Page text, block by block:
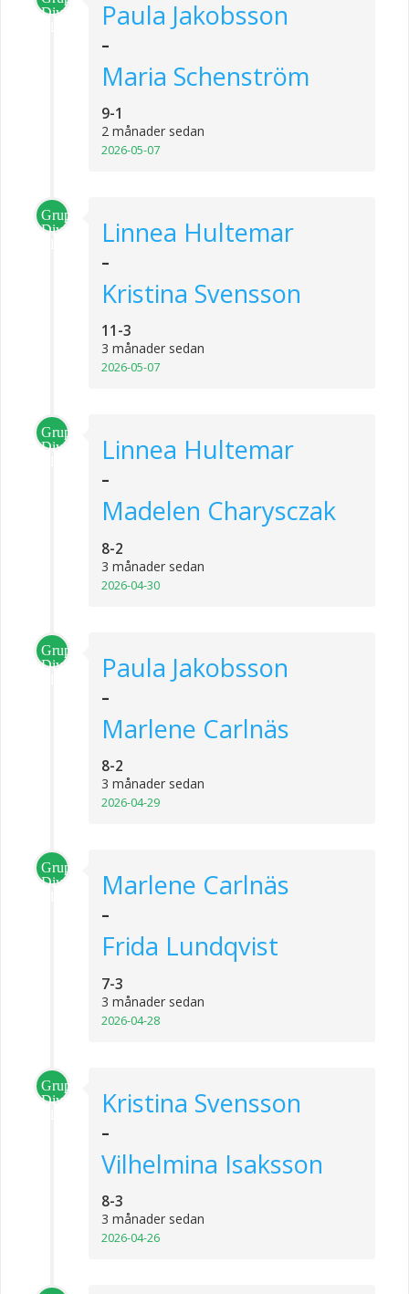
Division
Paula Jakobsson
-
Maria Schenström
9-1
2 månader sedan
2026-05-07
Grupp
Division
Linnea Hultemar
-
Kristina Svensson
11-3
3 månader sedan
2026-05-07
Grupp
Division
Linnea Hultemar
-
Madelen Charysczak
8-2
3 månader sedan
2026-04-30
Grupp
Division
Paula Jakobsson
-
Marlene Carlnäs
8-2
3 månader sedan
2026-04-29
Grupp
Division
Marlene Carlnäs
-
Frida Lundqvist
7-3
3 månader sedan
2026-04-28
Grupp
Division
Kristina Svensson
-
Vilhelmina Isaksson
8-3
3 månader sedan
2026-04-26